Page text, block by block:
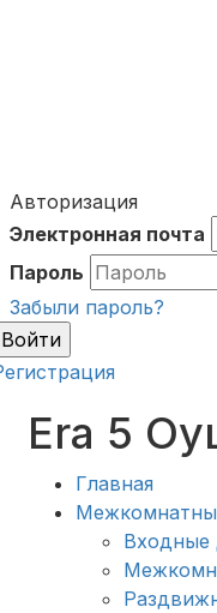
Авторизация
Электронная почта
Пароль
Забыли пароль?
Войти
Era 5
Главная
Входные